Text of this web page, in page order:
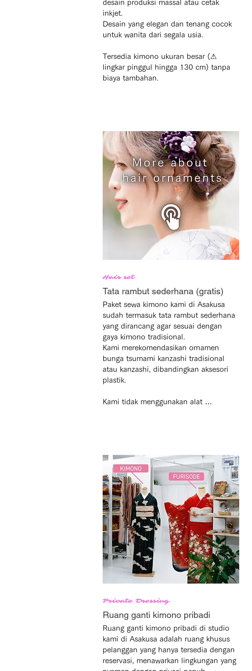
desain produksi massal atau cetak
inkjet.
Desain yang elegan dan tenang cocok
untuk wanita dari segala usia.
Tersedia kimono ukuran besar (⚠
lingkar pinggul hingga 130 cm) tanpa
biaya tambahan.
Hair set
Tata rambut sederhana (gratis)
Paket sewa kimono kami di Asakusa
sudah termasuk tata rambut sederhana
yang dirancang agar sesuai dengan
gaya kimono tradisional.
Kami merekomendasikan ornamen
bunga tsumami kanzashi tradisional
atau kanzashi, dibandingkan aksesori
plastik.
Kami tidak menggunakan alat
Private Dressing
Ruang ganti kimono pribadi
Ruang ganti kimono pribadi di studio
kami di Asakusa adalah ruang khusus
pelanggan yang hanya tersedia dengan
reservasi, menawarkan lingkungan yang